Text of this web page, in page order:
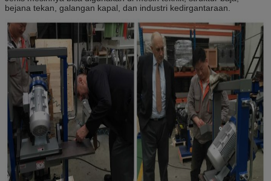
bejana tekan, galangan kapal, dan industri kedirgantaraan.